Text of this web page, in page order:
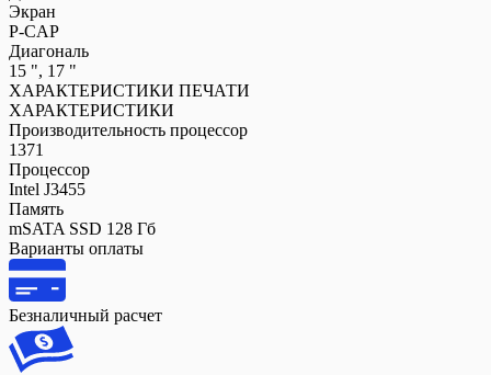
Экран
P-CAP
Диагональ
15 ", 17 "
ХАРАКТЕРИСТИКИ ПЕЧАТИ
ХАРАКТЕРИСТИКИ
Производительность процессор
1371
Процессор
Intel J3455
Память
mSATA SSD 128 Гб
Варианты оплаты
Безналичный расчет